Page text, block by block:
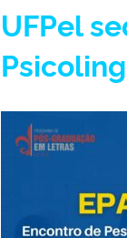
UFPel